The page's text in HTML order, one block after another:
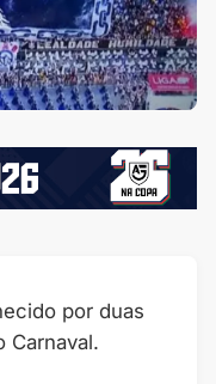
por duas
Carnaval.